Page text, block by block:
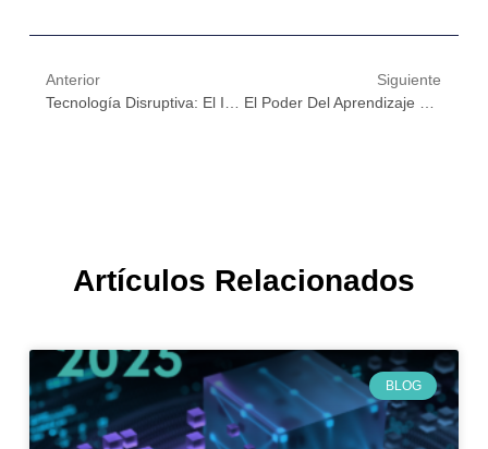
Anterior
Tecnología Disruptiva: El Impacto Del Deep Learning En El Aprendizaje Y La Transformación Digital
Siguiente
El Poder Del Aprendizaje Profundo: Transformando La Industria 4.0 Con Tecnologías Avanzadas
Artículos Relacionados
BLOG